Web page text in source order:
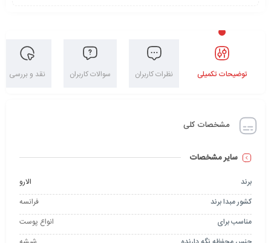
توضیحات تکمیلی نظرات کاربران سوالات کاربران نقد و بررسی
مشخصات کلی
سایر مشخصات
برند
الارو
کشور مبدا برند
فرانسه
مناسب برای
انواع پوست